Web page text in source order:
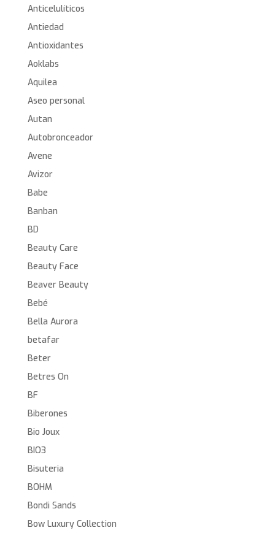
Anticelulíticos
Antiedad
Antioxidantes
Aoklabs
Aquilea
Aseo personal
Autan
Autobronceador
Avene
Avizor
Babe
Banban
BD
Beauty Care
Beauty Face
Beaver Beauty
Bebé
Bella Aurora
betafar
Beter
Betres On
BF
Biberones
Bio Joux
BIO3
Bisuteria
BOHM
Bondi Sands
Bow Luxury Collection